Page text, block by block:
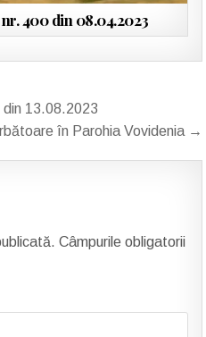
400 din 08.04.2023
13.08.2023
în Parohia Vovidenia →
Câmpurile obligatorii